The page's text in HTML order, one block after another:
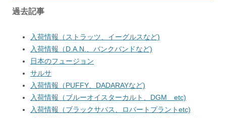
過去記事
入荷情報（ストラッツ、イーグルスなど)
入荷情報（D.A.N.、バンクバンドなど)
日本のフュージョン
サルサ
入荷情報（PUFFY、DADARAYなど)
入荷情報（ブルーオイスターカルト、DGM etc)
入荷情報（ブラックサバス、ロバートプラントetc)